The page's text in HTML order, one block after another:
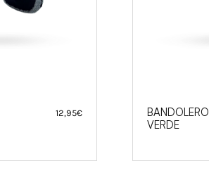
12,95€
BANDOLERO
VERDE